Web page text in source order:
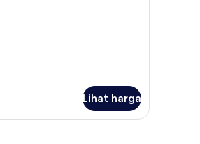
Lihat harga